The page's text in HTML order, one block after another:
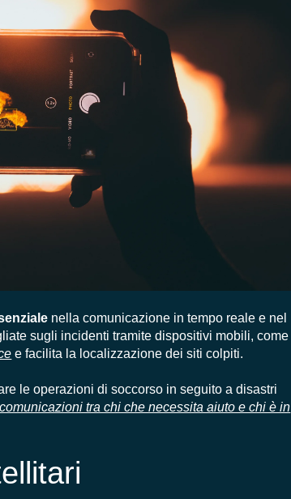
nella comunicazione in tempo reale e nel
sugli incidenti tramite dispositivi mobili, come
e facilita la localizzazione dei siti colpiti.
le operazioni di soccorso in seguito a disastri
tra chi che necessita aiuto e chi è in